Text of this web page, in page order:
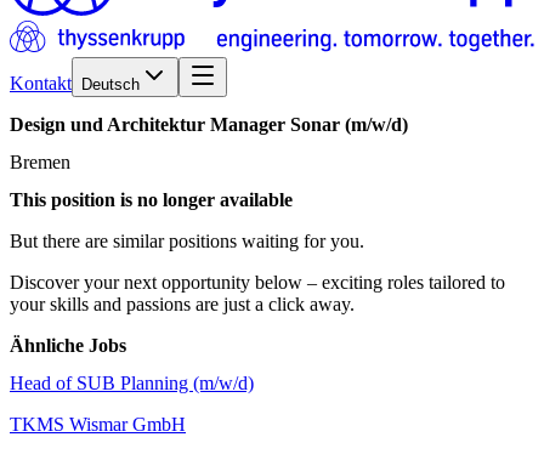
Kontakt Deutsch
Design und Architektur Manager Sonar (m/w/d)
Bremen
This position is no longer available
But there are similar positions waiting for you.
Discover your next opportunity below – exciting roles tailored to
your skills and passions are just a click away.
Ähnliche Jobs
Head of SUB Planning (m/w/d)
TKMS Wismar GmbH